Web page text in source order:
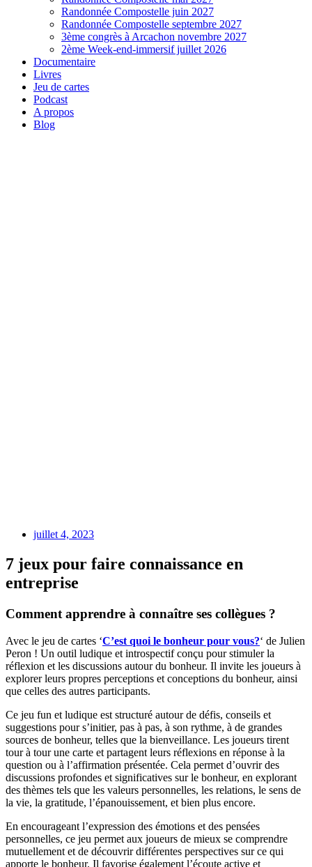
Randonnée Compostelle juin 2027
Randonnée Compostelle septembre 2027
3ème congrès à Arcachon novembre 2027
2ème Week-end-immersif juillet 2026
Documentaire
Livres
Jeu de cartes
Podcast
A propos
Blog
juillet 4, 2023
7 jeux pour faire connaissance en
entreprise
Comment apprendre à connaître ses collègues ?
Avec le jeu de cartes ‘C’est quoi le bonheur pour vous?‘ de Julien
Peron ! Un outil ludique et introspectif conçu pour stimuler la
réflexion et les discussions autour du bonheur. Il invite les joueurs à
explorer leurs propres perceptions et conceptions du bonheur, ainsi
que celles des autres participants.
Ce jeu fun et ludique est structuré autour de défis, conseils et
suggestions pour s’initier, pas à pas, à son rythme, à de grandes
sources de bonheur, telles que la bienveillance. Les joueurs tirent
tour à tour une carte et partagent leurs réflexions en réponse à la
question ou à l’affirmation présentée. Cela permet d’ouvrir des
discussions profondes et significatives sur le bonheur, en explorant
des thèmes tels que les valeurs personnelles, les relations, le sens de
la vie, la gratitude, l’épanouissement, et bien plus encore.
En encourageant l’expression des émotions et des pensées
personnelles, ce jeu permet aux joueurs de mieux se comprendre
mutuellement et de découvrir différentes perspectives sur ce qui
apporte le bonheur. Il favorise également l’écoute active et